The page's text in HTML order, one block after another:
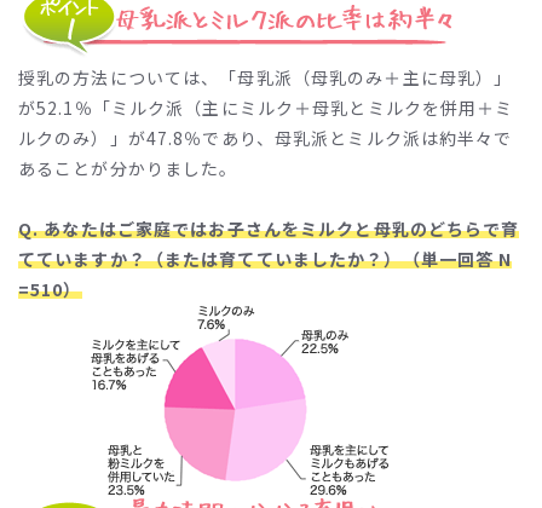
授乳の方法については、「母乳派（母乳のみ＋主に母乳）」
が52.1％「ミルク派（主にミルク＋母乳とミルクを併用＋ミ
ルクのみ）」が47.8％であり、母乳派とミルク派は約半々で
あることが分かりました。
Q. あなたはご家庭ではお子さんをミルクと母乳のどちらで育
てていますか？（または育てていましたか？）（単一回答 N
=510）